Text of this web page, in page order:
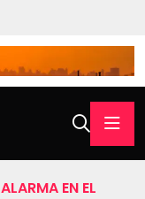
ALARMA EN EL